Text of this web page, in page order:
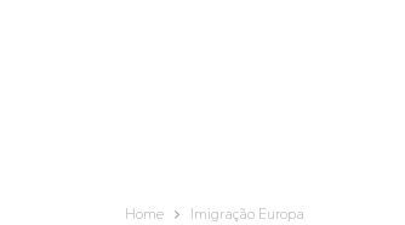
Home Imigração Europa